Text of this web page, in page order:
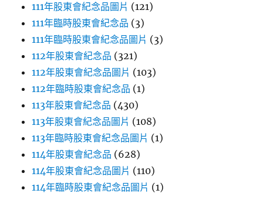
111年股東會紀念品圖片 (121)
111年臨時股東會紀念品 (3)
111年臨時股東會紀念品圖片 (3)
112年股東會紀念品 (321)
112年股東會紀念品圖片 (103)
112年臨時股東會紀念品 (1)
113年股東會紀念品 (430)
113年股東會紀念品圖片 (108)
113年臨時股東會紀念品圖片 (1)
114年股東會紀念品 (628)
114年股東會紀念品圖片 (110)
114年臨時股東會紀念品圖片 (1)